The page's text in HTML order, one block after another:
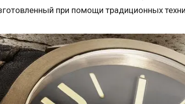
при помощи традиционных